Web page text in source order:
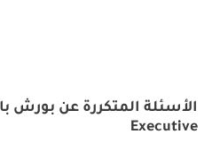
Executive